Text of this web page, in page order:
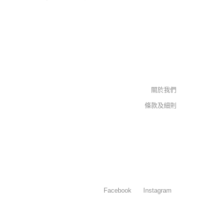
關於我們
條款及細則
Facebook Instagram